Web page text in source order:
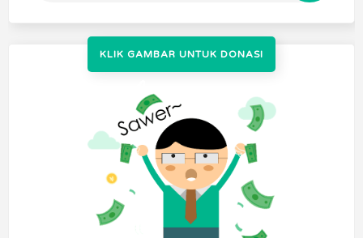
KLIK GAMBAR UNTUK DONASI